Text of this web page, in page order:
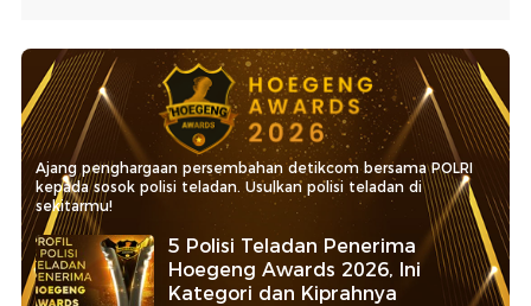
Ajang penghargaan persembahan detikcom bersama POLRI
kepada sosok polisi teladan. Usulkan polisi teladan di
sekitarmu!
5 Polisi Teladan Penerima
Hoegeng Awards 2026, Ini
Kategori dan Kiprahnya